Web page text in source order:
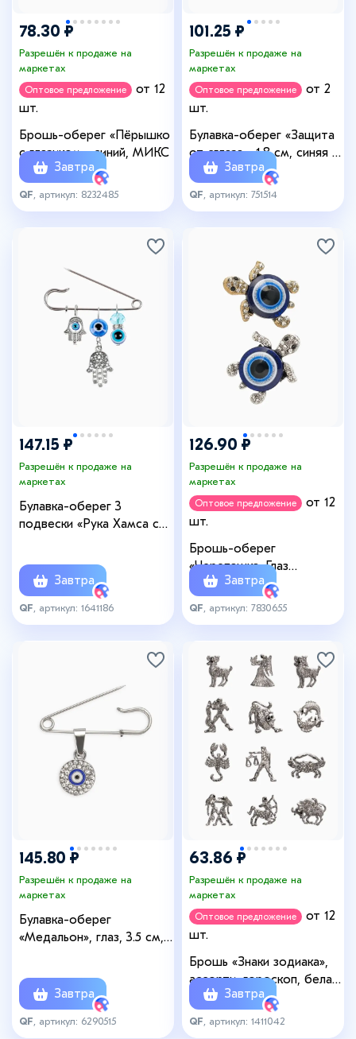
78.30 ₽
Разрешён к продаже на
маркетах
Оптовое предложение
от 12
шт.
Брошь-оберег «Пёрышко
с глазиком», синий, МИКС
Завтра
QF , артикул: 8232485
101.25 ₽
Разрешён к продаже на
маркетах
Оптовое предложение
от 2
шт.
Булавка-оберег «Защита
от сглаза», 1.8 см, синяя в
серебреЗавтра
QF , артикул: 751514
147.15 ₽
Разрешён к продаже на
маркетах
Булавка-оберег 3
подвески «Рука Хамса с
Завтра
QF , артикул: 1641186
126.90 ₽
Разрешён к продаже на
маркетах
Оптовое предложение
от 12
шт.
Брошь-оберег
«Черепашка. Глаз
Фатимы», синий, МИКС
Завтра
QF , артикул: 7830655
145.80 ₽
Разрешён к продаже на
маркетах
Булавка-оберег
«Медальон», глаз, 3.5 см,
Завтра
QF , артикул: 6290515
63.86 ₽
Разрешён к продаже на
маркетах
Оптовое предложение
от 12
шт.
Брошь «Знаки зодиака»,
ассорти, гороскоп, белая
в серебре
Завтра
QF , артикул: 1411042